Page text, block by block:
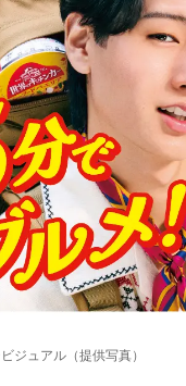
ジュアル（提供写真）